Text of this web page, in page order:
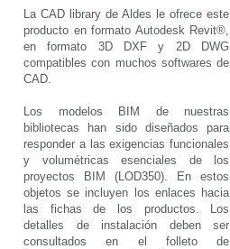
La CAD library de Aldes le ofrece este
producto en formato Autodesk Revit®,
en formato 3D DXF y 2D DWG
compatibles con muchos softwares de
CAD.
Los modelos BIM de nuestras
bibliotecas han sido diseñados para
responder a las exigencias funcionales
y volumétricas esenciales de los
proyectos BIM (LOD350). En estos
objetos se incluyen los enlaces hacia
las fichas de los productos. Los
detalles de instalación deben ser
consultados en el folleto de